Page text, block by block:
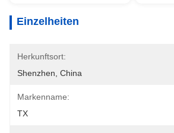
Einzelheiten
Herkunftsort:
Shenzhen, China
Markenname:
TX